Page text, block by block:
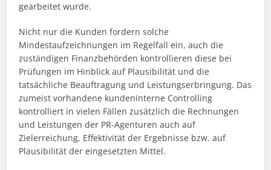
gearbeitet wurde.
Nicht nur die Kunden fordern solche
Mindestaufzeichnungen im Regelfall ein, auch die
zuständigen Finanzbehörden kontrollieren diese bei
Prüfungen im Hinblick auf Plausibilität und die
tatsächliche Beauftragung und Leistungserbringung. Das
zumeist vorhandene kundeninterne Controlling
kontrolliert in vielen Fällen zusätzlich die Rechnungen
und Leistungen der PR-Agenturen auch auf
Zielerreichung, Effektivität der Ergebnisse bzw. auf
Plausibilität der eingesetzten Mittel.